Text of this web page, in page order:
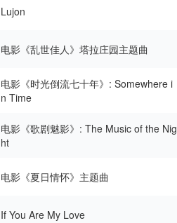
Lujon
电影《乱世佳人》塔拉庄园主题曲
电影《时光倒流七十年》: Somewhere i
n Time
电影《歌剧魅影》: The Music of the Nig
ht
电影《夏日情怀》主题曲
If You Are My Love